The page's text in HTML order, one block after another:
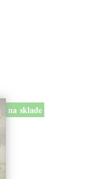
na sklade